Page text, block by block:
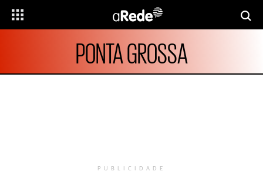
PONTA GROSSA
PUBLICIDADE